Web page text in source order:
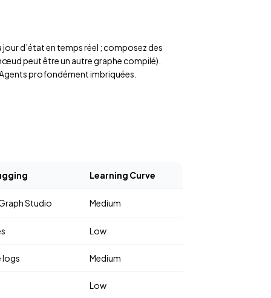
d’état en temps réel ; composez des
peut être un autre graphe compilé).
profondément imbriquées.
Learning Curve
Studio Medium
Low
logs Medium
Low